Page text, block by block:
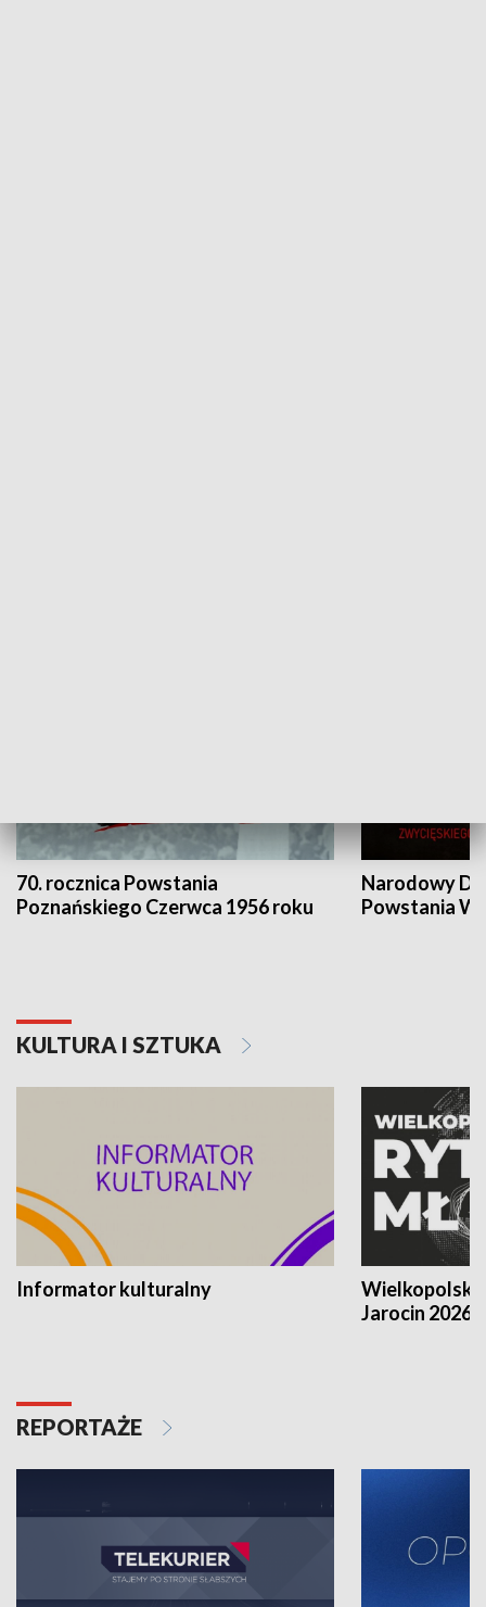
70. rocznica Powstania
Poznańskiego Czerwca 1956 roku
Narodowy
Powstania
KULTURA I SZTUKA
Informator kulturalny
Jarocin 2026
REPORTAŻE